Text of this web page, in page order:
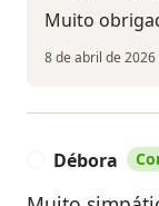
Muito
8 de abril de 2026
Débora